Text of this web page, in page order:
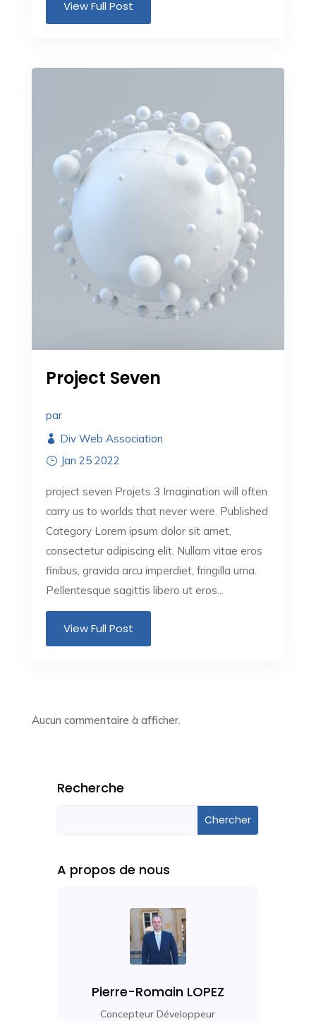
View Full Post
Project Seven
par
Div Web Association
Jan 25 2022
project seven Projets 3 Imagination will often
carry us to worlds that never were. Published
Category Lorem ipsum dolor sit amet,
consectetur adipiscing elit. Nullam vitae eros
finibus, gravida arcu imperdiet, fringilla urna.
Pellentesque sagittis libero ut eros...
View Full Post
Aucun commentaire à afficher.
Recherche
A propos de nous
Pierre-Romain LOPEZ
Concepteur Développeur